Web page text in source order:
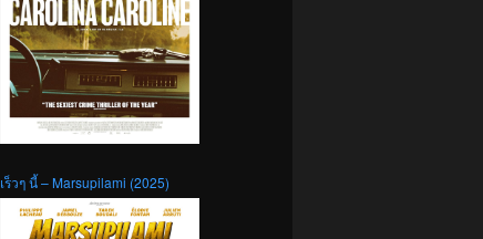
เร็วๆ นี้ – Marsupilami (2025)